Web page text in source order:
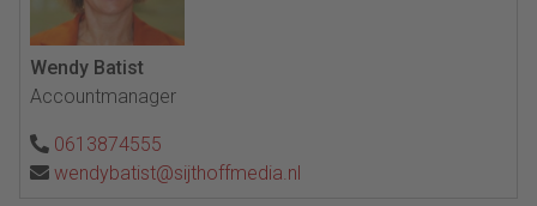
Wendy Batist
Accountmanager
0613874555
wendybatist@sijthoffmedia.nl